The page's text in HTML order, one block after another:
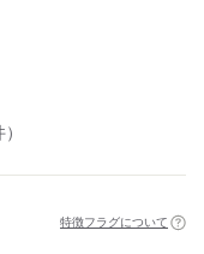
す！
特徴フラグについて